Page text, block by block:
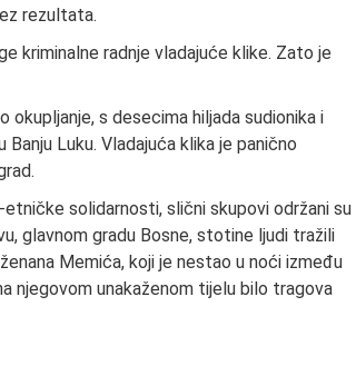
rezultata.
kriminalne radnje vladajuće klike. Zato je
s desecima hiljada sudionika i
Luku. Vladajuća klika je panično
solidarnosti, slični skupovi održani su
glavnom gradu Bosne, stotine ljudi tražili
Memića, koji je nestao u noći između
njegovom unakaženom tijelu bilo tragova